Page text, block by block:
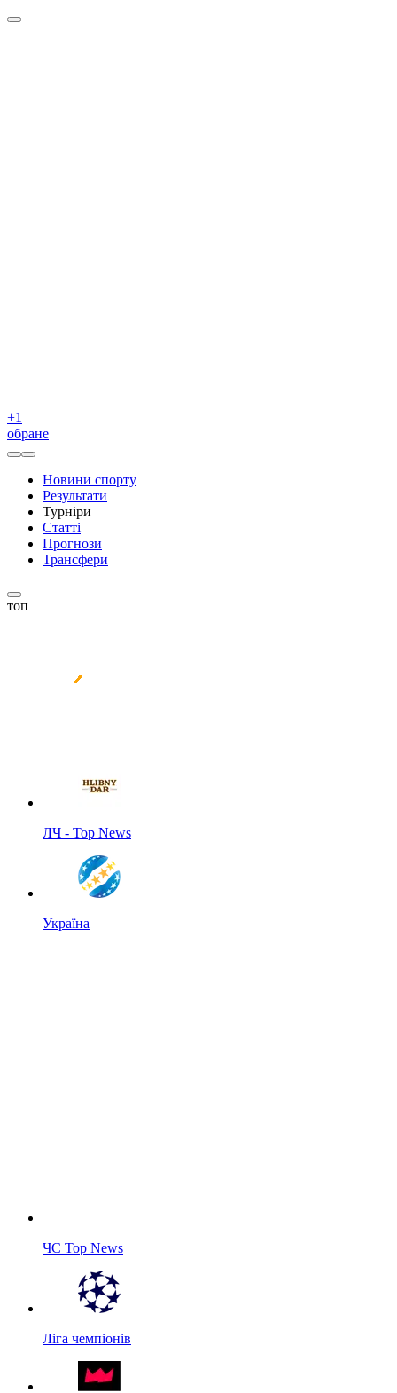
+1
обране
Новини спорту
Результати
Турніри
Статті
Прогнози
Трансфери
топ
ЛЧ - Top News
Україна
ЧС Top News
Ліга чемпіонів